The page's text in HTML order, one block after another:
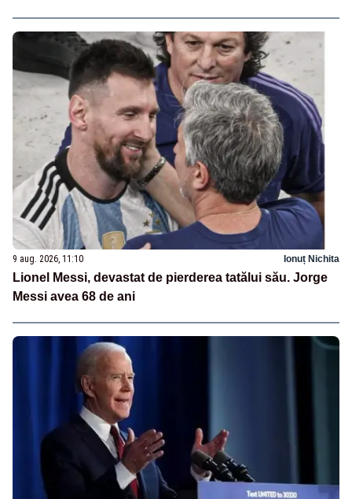
9 aug. 2026, 11:10 Ionuț Nichita
Lionel Messi, devastat de pierderea tatălui său. Jorge
Messi avea 68 de ani